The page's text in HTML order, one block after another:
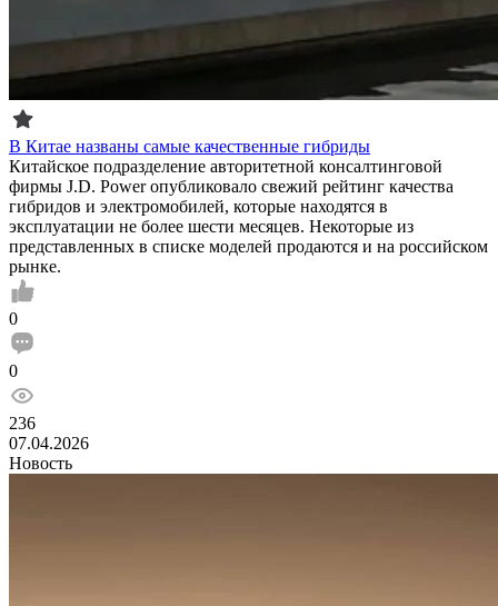
В Китае названы самые качественные гибриды
Китайское подразделение авторитетной консалтинговой
фирмы J.D. Power опубликовало свежий рейтинг качества
гибридов и электромобилей, которые находятся в
эксплуатации не более шести месяцев. Некоторые из
представленных в списке моделей продаются и на российском
рынке.
0
0
236
07.04.2026
Новость